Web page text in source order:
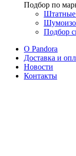
Подбор по
Подбор
O Pandora
Доставка и
Новости
Контакты